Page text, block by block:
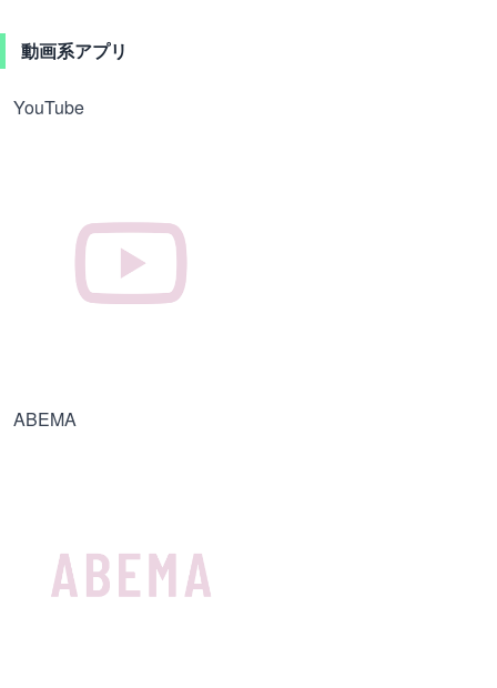
動画系アプリ
YouTube
ABEMA